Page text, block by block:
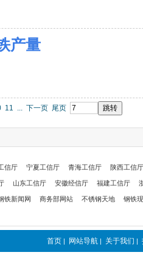
产量
11 ... 下一页 尾页
信厅 宁夏工信厅 青海工信厅 陕西工信厅
山东工信厅 安徽经信厅 福建工信厅
铁新闻网 商务部网站 不锈钢天地 钢铁
首页 | 网站导航 | 关于我们 |